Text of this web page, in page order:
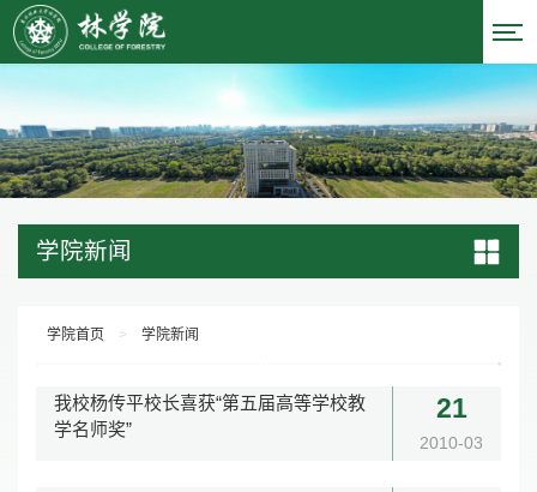
学院新闻
学院首页 > 学院新闻
我校杨传平校长喜获“第五届高等学校教
学名师奖”
21
2010-03